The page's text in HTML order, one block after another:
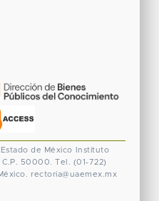
de México
Instituto
C.P. 50000. Tel. (01-722)
rectoria@uaemex.mx